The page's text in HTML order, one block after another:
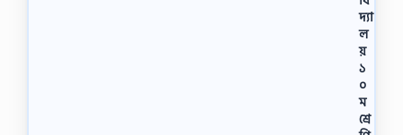
দ্যা
ল
য়
১
০
ম
শ্রে